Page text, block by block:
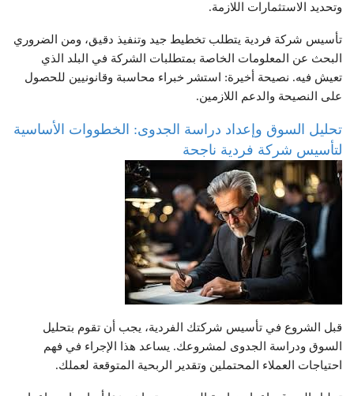
وتحديد الاستثمارات اللازمة.
تأسيس شركة فردية يتطلب تخطيط جيد وتنفيذ دقيق، ومن الضروري
البحث عن المعلومات الخاصة بمتطلبات الشركة في البلد الذي
تعيش فيه. نصيحة أخيرة: استشر خبراء محاسبة وقانونيين للحصول
على النصيحة والدعم اللازمين.
تحليل السوق وإعداد دراسة الجدوى: الخطووات الأساسية
لتأسيس شركة فردية ناجحة
قبل الشروع في تأسيس شركتك الفردية، يجب أن تقوم بتحليل
السوق ودراسة الجدوى لمشروعك. يساعد هذا الإجراء في فهم
احتياجات العملاء المحتملين وتقدير الربحية المتوقعة لعملك.